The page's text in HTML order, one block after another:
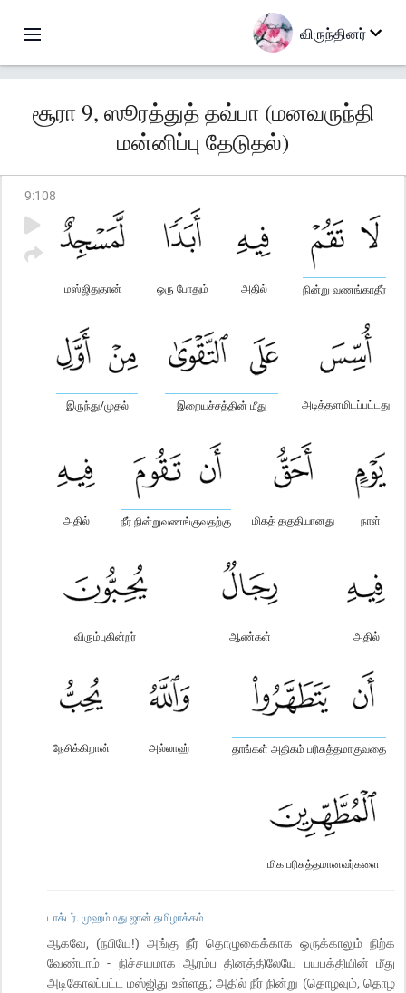
விருந்தினர்
சூரா 9, ஸூரத்துத் தவ்பா (மனவருந்தி
மன்னிப்பு தேடுதல்)
9:108
நின்று வணங்காதீர்
அதில்
ஒரு போதும்
மஸ்ஜிதுதான்
அடித்தளமிடப்பட்டது
இறையச்சத்தின் மீது
இருந்து/முதல்
நாள்
மிகத் தகுதியானது
நீர் நின்றுவணங்குவதற்கு
அதில்
அதில்
ஆண்கள்
விரும்புகின்றர்
தாங்கள் அதிகம் பரிசுத்தமாகுவதை
அல்லாஹ்
நேசிக்கிறான்
மிக பரிசுத்தமானவர்களை
டாக்டர். முஹம்மது ஜான் தமிழாக்கம்
ஆகவே, (நபியே!) அங்கு நீர் தொழுகைக்காக ஒருக்காலும் நிற்க
வேண்டாம் - நிச்சயமாக ஆரம்ப தினத்திலேயே பயபக்தியின் மீது
அடிகோலப்பட்ட மஸ்ஜிது உள்ளது; அதில் நீர் நின்று (தொழவும், தொழ